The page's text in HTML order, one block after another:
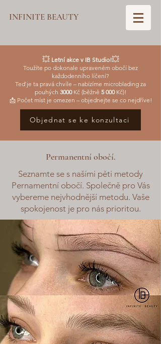
INFINITE BEAUTY
💥 Letní akce v IB Studio!💥
Toužíte po dokonale upraveném obočí bez
každodenního líčení?
Teď je ta pravá chvíle – nabízíme microblading za
pouhých 3000Kč (běžně 5 000Kč)!
📩 Počet míst je omezen – objednejte se co nejdříve!
Objednat se ke konzultaci
Permanentní obočí.
Seznamte se s našími pěti metody
Pernamentní obočí. Společně pro Vás
vybereme nejvhodnější metodu. Vaše
spokojenost je pro nás prioritou.